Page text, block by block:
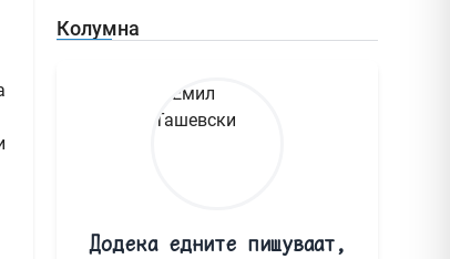
Колумна
Додека едните пишуваат,